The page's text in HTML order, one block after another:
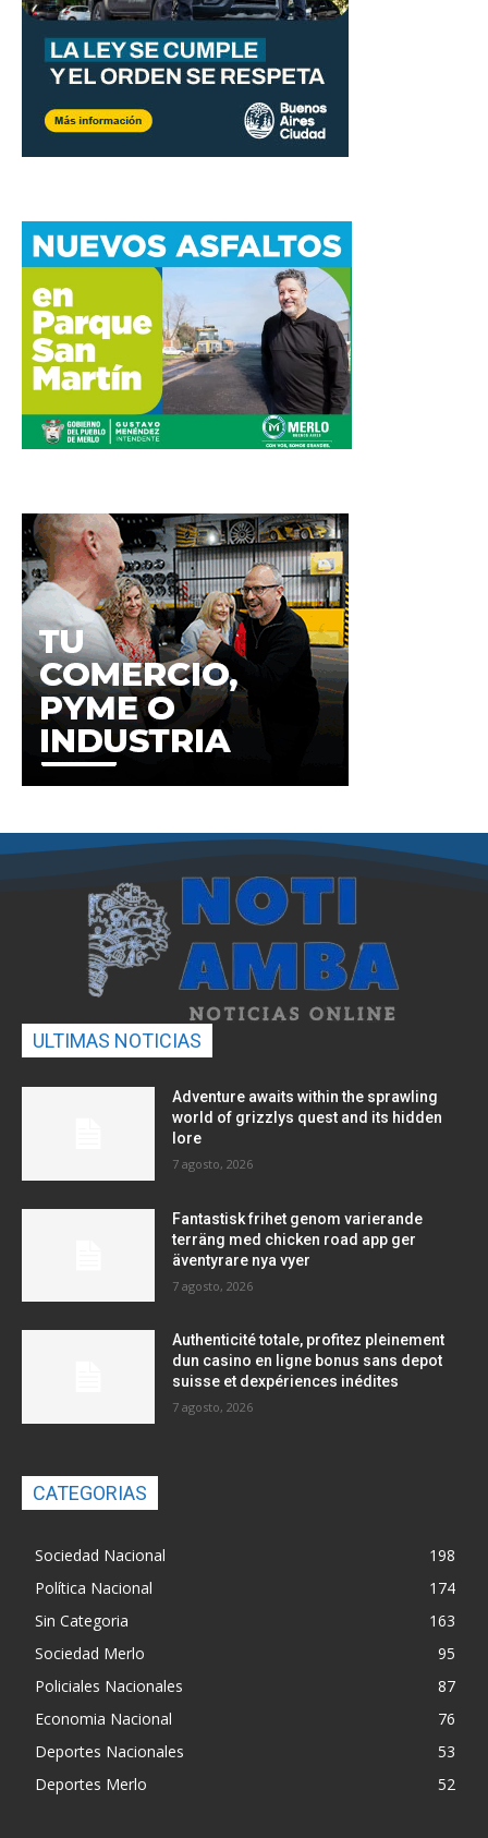
ULTIMAS NOTICIAS
Adventure awaits within the sprawling
world of grizzlys quest and its hidden
lore
7 agosto, 2026
Fantastisk frihet genom varierande
terräng med chicken road app ger
äventyrare nya vyer
7 agosto, 2026
Authenticité totale, profitez pleinement
dun casino en ligne bonus sans depot
suisse et dexpériences inédites
7 agosto, 2026
CATEGORIAS
Sociedad Nacional
198
Política Nacional
174
Sin Categoria
163
Sociedad Merlo
95
Policiales Nacionales
87
Economia Nacional
76
Deportes Nacionales
53
Deportes Merlo
52